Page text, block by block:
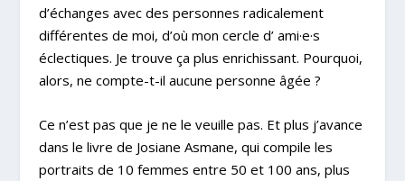
d’échanges avec des personnes radicalement
différentes de moi, d’où mon cercle d’ ami·e·s
éclectiques. Je trouve ça plus enrichissant. Pourquoi,
alors, ne compte-t-il aucune personne âgée ?
Ce n’est pas que je ne le veuille pas. Et plus j’avance
dans le livre de Josiane Asmane, qui compile les
portraits de 10 femmes entre 50 et 100 ans, plus